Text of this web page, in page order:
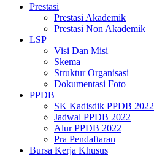
Prestasi
Prestasi Akademik
Prestasi Non Akademik
LSP
Visi Dan Misi
Skema
Struktur Organisasi
Dokumentasi Foto
PPDB
SK Kadisdik PPDB 2022
Jadwal PPDB 2022
Alur PPDB 2022
Pra Pendaftaran
Bursa Kerja Khusus